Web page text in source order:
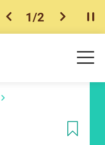
上一個
1/2 下一個開
目